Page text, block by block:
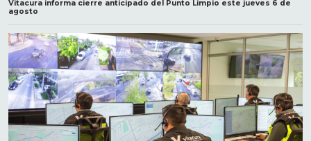
Vitacura informa cierre anticipado del Punto Limpio este jueves 6 de
agosto